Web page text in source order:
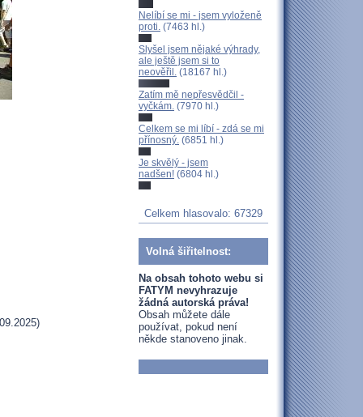
Nelíbí se mi - jsem vyloženě
proti. (7463 hl.)
Slyšel jsem nějaké výhrady,
ale ještě jsem si to
neověřil. (18167 hl.)
Zatím mě nepřesvědčil -
vyčkám. (7970 hl.)
Celkem se mi líbí - zdá se mi
přínosný. (6851 hl.)
Je skvělý - jsem
nadšen! (6804 hl.)
Celkem hlasovalo: 67329
Volná šiřitelnost:
Na obsah tohoto webu si
FATYM nevyhrazuje
žádná autorská práva!
Obsah můžete dále
používat, pokud není
někde stanoveno jinak.